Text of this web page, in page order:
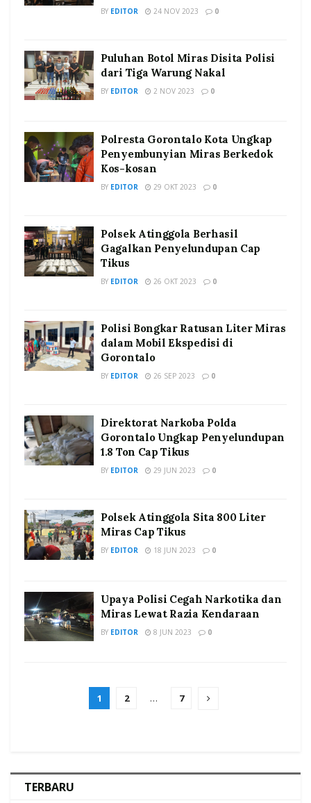
BY EDITOR 24 NOV 2023 0
Puluhan Botol Miras Disita Polisi
dari Tiga Warung Nakal
BY EDITOR 2 NOV 2023 0
Polresta Gorontalo Kota Ungkap
Penyembunyian Miras Berkedok
Kos-kosan
BY EDITOR 29 OKT 2023 0
Polsek Atinggola Berhasil
Gagalkan Penyelundupan Cap
Tikus
BY EDITOR 26 OKT 2023 0
Polisi Bongkar Ratusan Liter Miras
dalam Mobil Ekspedisi di
Gorontalo
BY EDITOR 26 SEP 2023 0
Direktorat Narkoba Polda
Gorontalo Ungkap Penyelundupan
1.8 Ton Cap Tikus
BY EDITOR 29 JUN 2023 0
Polsek Atinggola Sita 800 Liter
Miras Cap Tikus
BY EDITOR 18 JUN 2023 0
Upaya Polisi Cegah Narkotika dan
Miras Lewat Razia Kendaraan
BY EDITOR 8 JUN 2023 0
1 2 … 7
TERBARU